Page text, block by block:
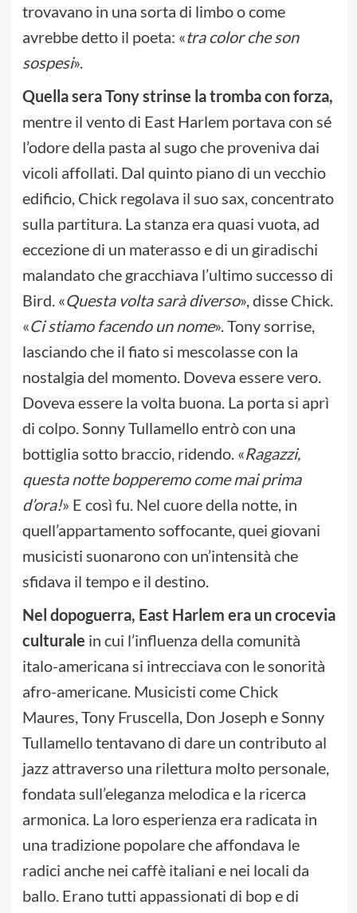
trovavano in una sorta di limbo o come
avrebbe detto il poeta: «tra color che son
sospesi».
Quella sera Tony strinse la tromba con forza,
mentre il vento di East Harlem portava con sé
l’odore della pasta al sugo che proveniva dai
vicoli affollati. Dal quinto piano di un vecchio
edificio, Chick regolava il suo sax, concentrato
sulla partitura. La stanza era quasi vuota, ad
eccezione di un materasso e di un giradischi
malandato che gracchiava l’ultimo successo di
Bird. «Questa volta sarà diverso», disse Chick.
«Ci stiamo facendo un nome». Tony sorrise,
lasciando che il fiato si mescolasse con la
nostalgia del momento. Doveva essere vero.
Doveva essere la volta buona. La porta si aprì
di colpo. Sonny Tullamello entrò con una
bottiglia sotto braccio, ridendo. «Ragazzi,
questa notte bopperemo come mai prima
d’ora!» E così fu. Nel cuore della notte, in
quell’appartamento soffocante, quei giovani
musicisti suonarono con un’intensità che
sfidava il tempo e il destino.
Nel dopoguerra, East Harlem era un crocevia
culturale in cui l’influenza della comunità
italo-americana si intrecciava con le sonorità
afro-americane. Musicisti come Chick
Maures, Tony Fruscella, Don Joseph e Sonny
Tullamello tentavano di dare un contributo al
jazz attraverso una rilettura molto personale,
fondata sull’eleganza melodica e la ricerca
armonica. La loro esperienza era radicata in
una tradizione popolare che affondava le
radici anche nei caffè italiani e nei locali da
ballo. Erano tutti appassionati di bop e di